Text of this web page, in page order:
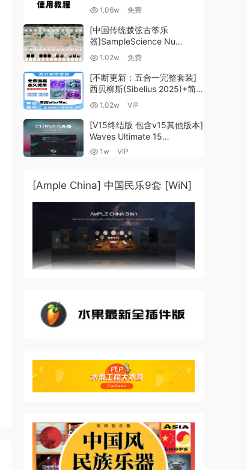
1.06w 免费
[中国传统拨弦古筝乐
器]SampleScience Nu
Guzheng v2.0 x64 VST
VST3 AU DECENT SAMPLER
[WiN, MacOSX]（158MB)
1.02w 免费
[不断更新：五合一完整套装]
西贝柳斯(Sibelius 2025)+简
谱插件V8+图片识别+音频识别
MacOSX]（80.48GB+）
1.02w VIP
[V15终结版 包含v15其他版本]
Waves Ultimate 15
v25.05.27+一键安装版+安装
（4.1GB+10.2GB+9.6GB）
1w VIP
[Ample China] 中国民乐9套 [WiN]